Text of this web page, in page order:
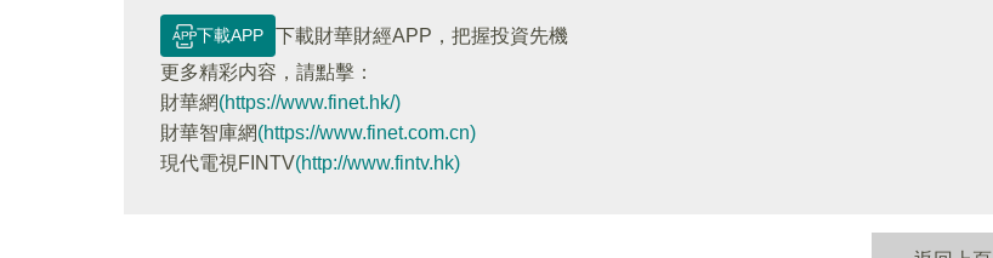
下載APP
下載財華財經APP，把握投資先機
更多精彩内容，請點擊：
財華網(https://www.finet.hk/)
財華智庫網(https://www.finet.com.cn)
現代電視FINTV(http://www.fintv.hk)